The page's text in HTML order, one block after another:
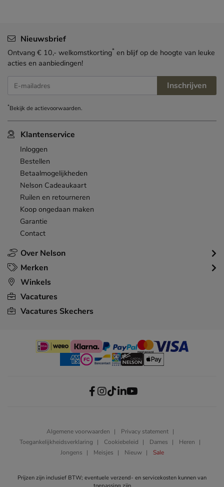
Over Nelson
Klantenservice
Inloggen
Bestellen
Betaalmogelijkheden
Nelson Cadeaukaart
Ruilen en retourneren
Koop ongedaan maken
Garantie
Contact
Merken
Winkels
Vacatures
Vacatures Skechers
Nieuwsbrief
Ontvang € 10,- welkomstkorting* en blijf op de hoogte van leuke
acties en aanbiedingen!
E-mailadres Inschrijven
*Bekijk deactievoorwaarden.
Algemene voorwaarden
Privacy statement
Toegankelijkheidsverklaring
Cookiebeleid Dames
Heren
Jongens
Meisjes Nieuw Sale
Prijzen zijn inclusief BTW; eventuele verzend- en servicekosten kunnen van